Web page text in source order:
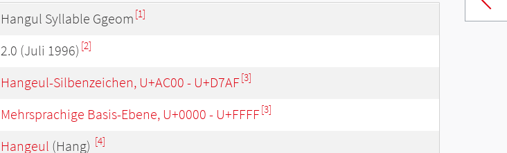
Hangul Syllable Ggeom [1]
2.0 (Juli 1996) [2]
Hangeul-Silbenzeichen, U+AC00 - U+D7AF[3]
Mehrsprachige Basis-Ebene, U+0000 - U+FFFF[3]
Hangeul (Hang) [4]